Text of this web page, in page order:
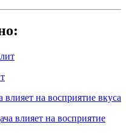
на восприятие вкуса